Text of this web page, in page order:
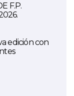
F.P.
edición con